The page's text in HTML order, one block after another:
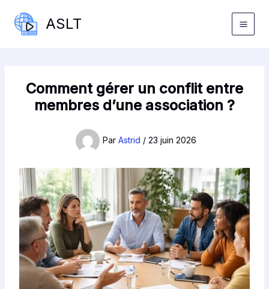
contenu
ASLT
Comment gérer un conflit entre
membres d’une association ?
Par Astrid / 23 juin 2026